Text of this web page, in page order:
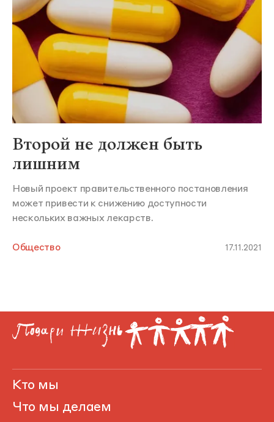
Второй не должен быть
лишним
Новый проект правительственного постановления
может привести к снижению доступности
нескольких важных лекарств.
Общество 17.11.2021
Кто мы
Что мы делаем